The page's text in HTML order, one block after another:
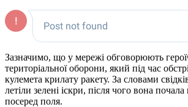
Зазначимо, що у мережі обговорюють
територіальної оборони, який під час
кулемета крилату ракету. За словами
летіли зелені іскри, після чого вона
посеред поля.